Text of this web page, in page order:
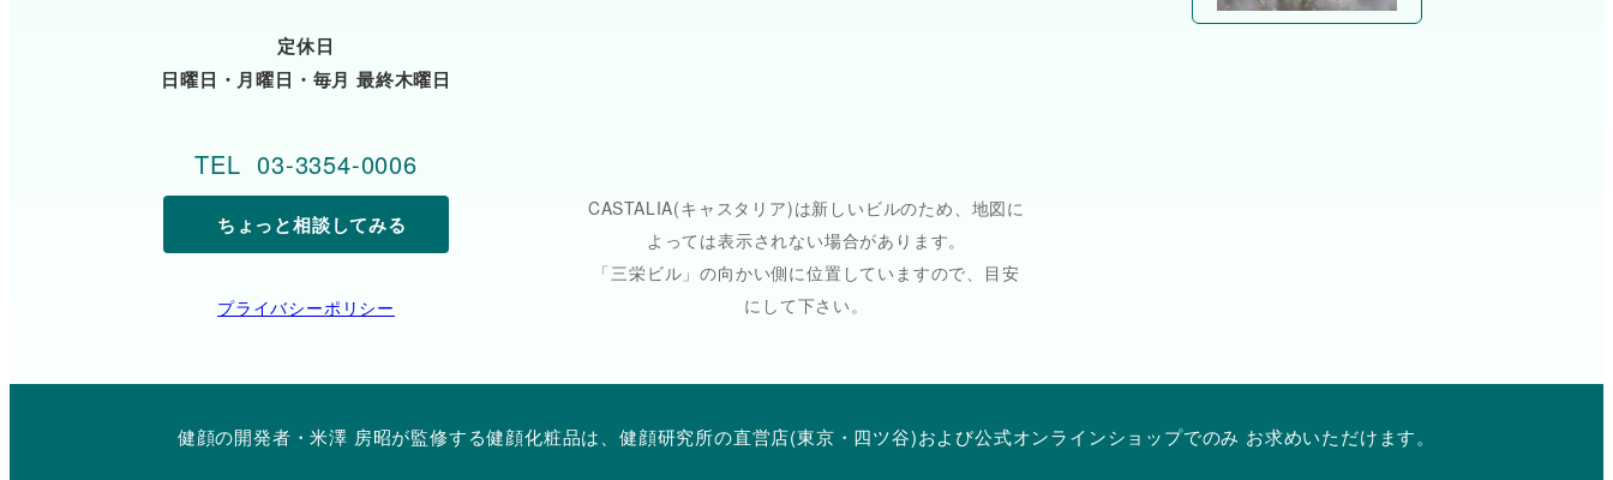
定休日
日曜日・月曜日・毎月 最終木曜日
TEL 03-3354-0006
ちょっと相談してみる
プライバシーポリシー
CASTALIA(キャスタリア)は新しいビルのため、地図に
よっては表示されない場合があります。
「三栄ビル」の向かい側に位置していますので、目安
にして下さい。
健顔の開発者・米澤 房昭が監修する健顔化粧品は、健顔研究所の直営店(東京・四ツ谷)および公式オンラインショップでのみ お求めいただけます。